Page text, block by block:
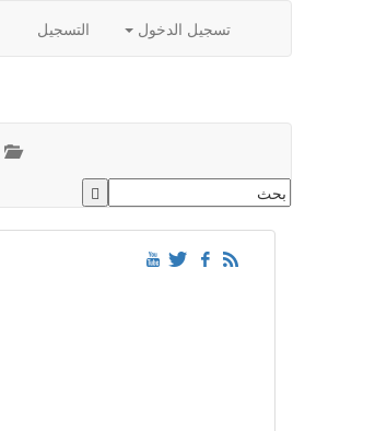
التسجيل تسجيل الدخول